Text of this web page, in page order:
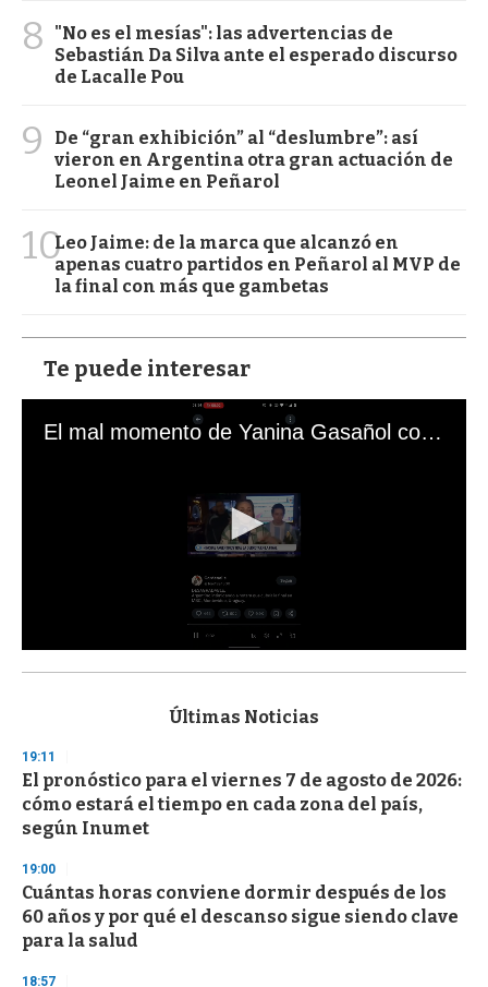
8
"No es el mesías": las advertencias de
Sebastián Da Silva ante el esperado discurso
de Lacalle Pou
9
De “gran exhibición” al “deslumbre”: así
vieron en Argentina otra gran actuación de
Leonel Jaime en Peñarol
10Leo Jaime: de la marca que alcanzó en
apenas cuatro partidos en Peñarol al MVP de
la final con más que gambetas
Te puede interesar
El mal momento de Yanina Gasañol con un hincha argentino en "Subrayado"
s
d
s
o
f
3
s
e
c
o
n
d
Últimas Noticias
19:11
El pronóstico para el viernes 7 de agosto de 2026:
cómo estará el tiempo en cada zona del país,
según Inumet
19:00
Cuántas horas conviene dormir después de los
60 años y por qué el descanso sigue siendo clave
para la salud
18:57